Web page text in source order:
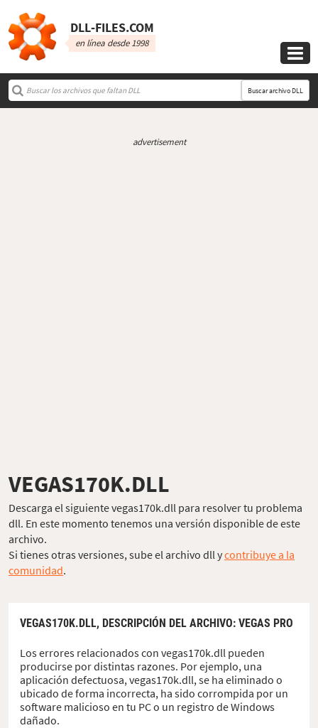
DLL‑FILES.COM
en línea desde 1998

Buscar archivo DLL
advertisement
VEGAS170K.DLL
Descarga el siguiente vegas170k.dll para resolver tu problema
dll. En este momento tenemos una versión disponible de este
archivo.
Si tienes otras versiones, sube el archivo dll ycontribuye a la
comunidad.
VEGAS170K.DLL, DESCRIPCIÓN DEL ARCHIVO: VEGAS PRO
Los errores relacionados con vegas170k.dll pueden
producirse por distintas razones. Por ejemplo, una
aplicación defectuosa, vegas170k.dll, se ha eliminado o
ubicado de forma incorrecta, ha sido corrompida por un
software malicioso en tu PC o un registro de Windows
dañado.